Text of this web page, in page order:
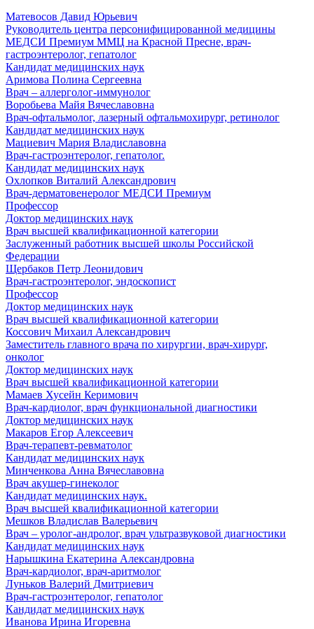
Матевосов Давид Юрьевич
Руководитель центра персонифицированной медицины
МЕДСИ Премиум ММЦ на Красной Пресне, врач-
гастроэнтеролог, гепатолог
Кандидат медицинских наук
Аримова Полина Сергеевна
Врач – аллерголог-иммунолог
Воробьева Майя Вячеславовна
Врач-офтальмолог, лазерный офтальмохирург, ретинолог
Кандидат медицинских наук
Мациевич Мария Владиславовна
Врач-гастроэнтеролог, гепатолог.
Кандидат медицинских наук
Охлопков Виталий Александрович
Врач-дерматовенеролог МЕДСИ Премиум
Профессор
Доктор медицинских наук
Врач высшей квалификационной категории
Заслуженный работник высшей школы Российской
Федерации
Щербаков Петр Леонидович
Врач-гастроэнтеролог, эндоскопист
Профессор
Доктор медицинских наук
Врач высшей квалификационной категории
Коссович Михаил Александрович
Заместитель главного врача по хирургии, врач-хирург,
онколог
Доктор медицинских наук
Врач высшей квалификационной категории
Мамаев Хусейн Керимович
Врач-кардиолог, врач функциональной диагностики
Доктор медицинских наук
Макаров Егор Алексеевич
Врач-терапевт-ревматолог
Кандидат медицинских наук
Минченкова Анна Вячеславовна
Врач акушер-гинеколог
Кандидат медицинских наук.
Врач высшей квалификационной категории
Мешков Владислав Валерьевич
Врач – уролог-андролог, врач ультразвуковой диагностики
Кандидат медицинских наук
Нарышкина Екатерина Александровна
Врач-кардиолог, врач-аритмолог
Луньков Валерий Дмитриевич
Врач-гастроэнтеролог, гепатолог
Кандидат медицинских наук
Иванова Ирина Игоревна